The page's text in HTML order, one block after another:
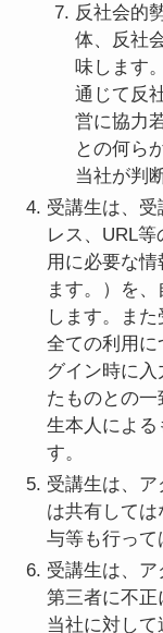
反社会的
体、反社
味します
通じて反
営に協力
との何ら
当社が判
受講生は、
レス、URL
用に必要な
ます。）を
します。ま
全ての利用に
グイン時に
たものとの
生本人による
す。
受講生は、
は共有して
与等も行って
受講生は、
第三者に不正
当社に対し